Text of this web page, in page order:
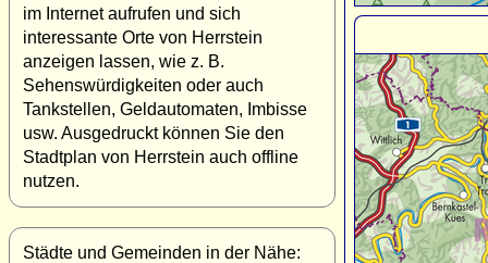
im Internet aufrufen und sich
interessante Orte von Herrstein
anzeigen lassen, wie z. B.
Sehenswürdigkeiten oder auch
Tankstellen, Geldautomaten, Imbisse
usw. Ausgedruckt können Sie den
Stadtplan von Herrstein auch offline
nutzen.
Städte und Gemeinden in der Nähe: